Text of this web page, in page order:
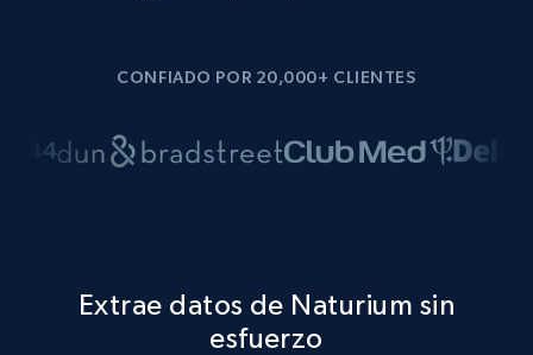
CONFIADO POR 20,000+ CLIENTES
Extrae datos de Naturium sin
esfuerzo